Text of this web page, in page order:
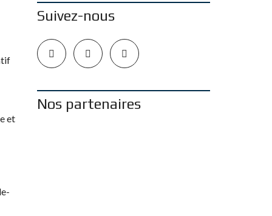
et
Suivez-nous
Nos partenaires